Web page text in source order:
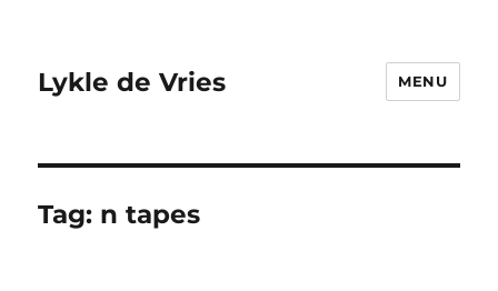
Lykle de Vries MENU
Tag: n tapes